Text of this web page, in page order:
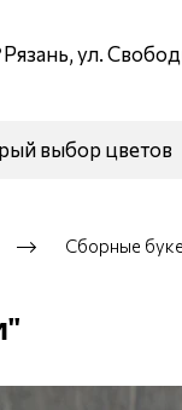
ул.
выбор цветов
Сборные